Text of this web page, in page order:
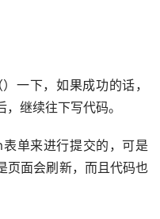
一下，如果成功的话，
继续往下写代码。
单来进行提交的，可是
页面会刷新，而且代码也